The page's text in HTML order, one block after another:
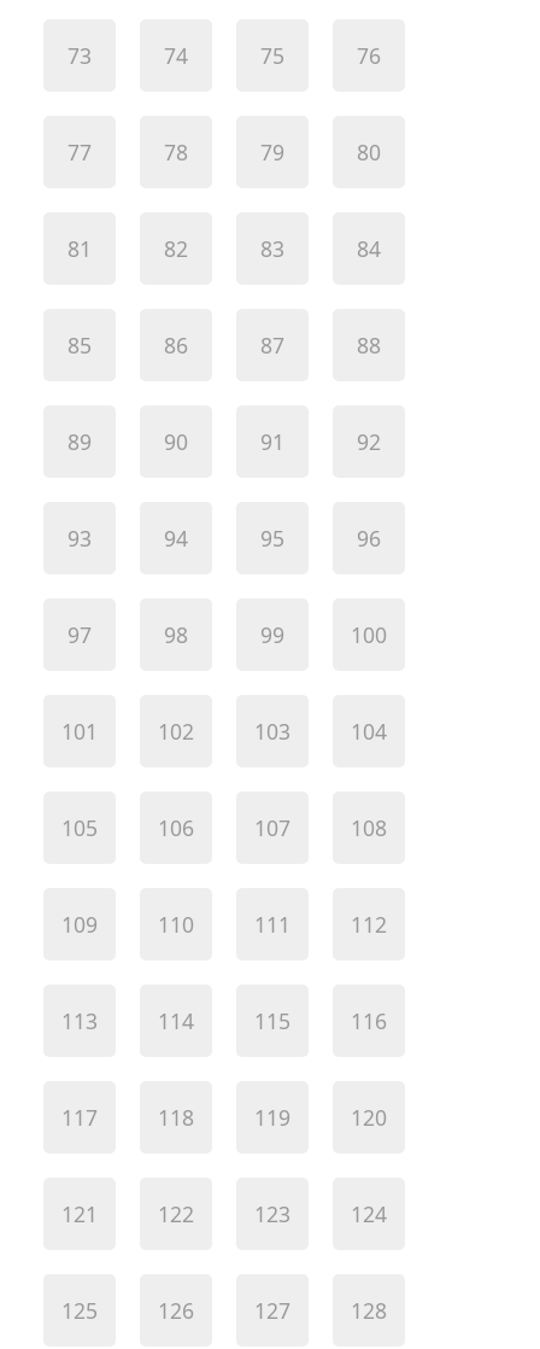
73 74 75 76
77 78 79 80
81 82 83 84
85 86 87 88
89 90 91 92
93 94 95 96
97 98 99 100
101 102 103 104
105 106 107 108
109 110 111 112
113 114 115 116
117 118 119 120
121 122 123 124
125 126 127 128